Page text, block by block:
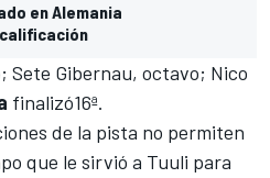
en Alemania
calificación
Sete Gibernau, octavo; Nico
finalizó16ª.
de la pista no permiten
que le sirvió a Tuuli para